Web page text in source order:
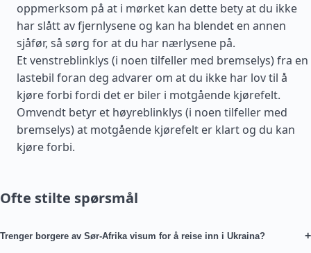
oppmerksom på at i mørket kan dette bety at du ikke
har slått av fjernlysene og kan ha blendet en annen
sjåfør, så sørg for at du har nærlysene på.
Et venstreblinklys (i noen tilfeller med bremselys) fra en
lastebil foran deg advarer om at du ikke har lov til å
kjøre forbi fordi det er biler i motgående kjørefelt.
Omvendt betyr et høyreblinklys (i noen tilfeller med
bremselys) at motgående kjørefelt er klart og du kan
kjøre forbi.
Ofte stilte spørsmål
Trenger borgere av Sør-Afrika visum for å reise inn i Ukraina? +